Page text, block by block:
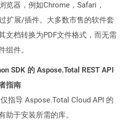
览器，例如Chrome，Safari，
扩展/插件。大多数市售的软件套
文档转换为PDF文件格式，而无需
组件。
SDK 的 Aspose.Total REST API
指南
指导 Aspose.Total Cloud API 的
助于安装所需的库。